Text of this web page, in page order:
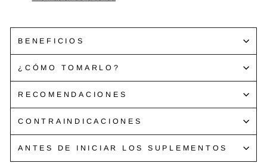
BENEFICIOS
¿CÓMO TOMARLO?
RECOMENDACIONES
CONTRAINDICACIONES
ANTES DE INICIAR LOS SUPLEMENTOS